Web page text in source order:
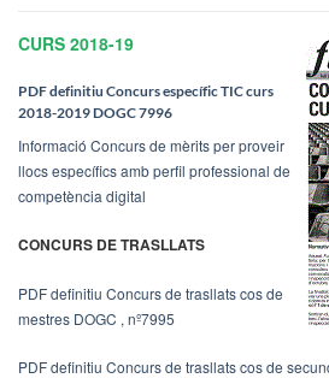
CURS 2018-19
PDF definitiu Concurs específic TIC curs
2018-2019 DOGC 7996
Informació Concurs de mèrits per proveir
llocs específics amb perfil professional de
competència digital
CONCURS DE TRASLLATS
PDF definitiu Concurs de trasllats cos de
mestres DOGC , nº7995
PDF definitiu Concurs de trasllats cos de